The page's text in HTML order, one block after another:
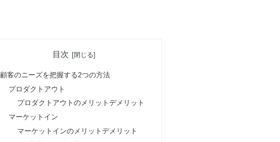
目次
顧客のニーズを把握する2つの方法
プロダクトアウト
プロダクトアウトのメリットデメリット
マーケットイン
マーケットインのメリットデメリット